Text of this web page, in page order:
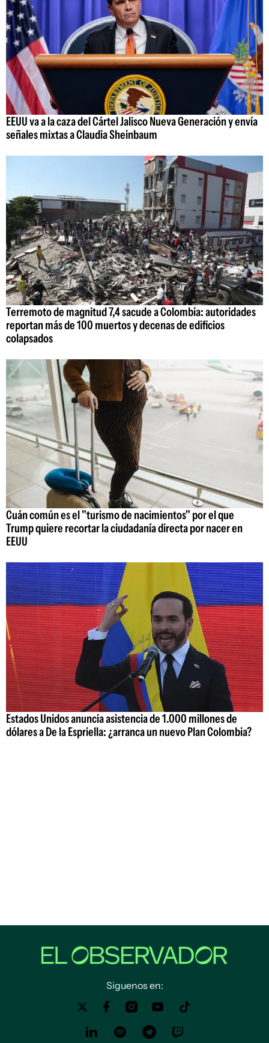
EEUU va a la caza del Cártel Jalisco Nueva Generación y envía
señales mixtas a Claudia Sheinbaum
Terremoto de magnitud 7,4 sacude a Colombia: autoridades
reportan más de 100 muertos y decenas de edificios
colapsados
Cuán común es el "turismo de nacimientos" por el que
Trump quiere recortar la ciudadanía directa por nacer en
EEUU
Estados Unidos anuncia asistencia de 1.000 millones de
dólares a De la Espriella: ¿arranca un nuevo Plan Colombia?
Siguenos en: